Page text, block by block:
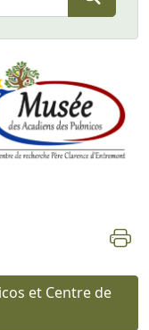
et Centre de